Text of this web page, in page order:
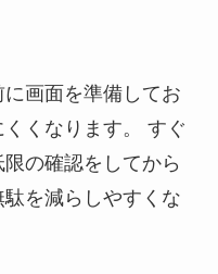
画面を準備してお
くなります。 すぐ
の確認をしてから
を減らしやすくな